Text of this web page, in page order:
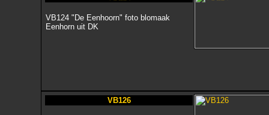
VB124 "De Eenhoorn" foto blomaak
Eenhorn uit DK
VB126